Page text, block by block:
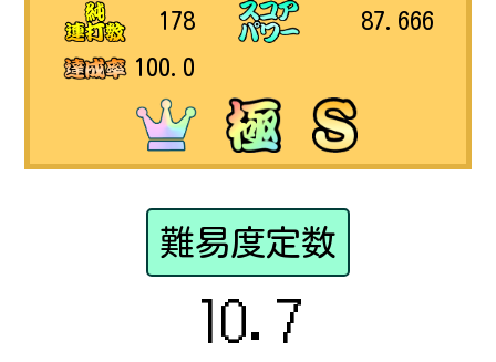
178
100.0
87.666
難易度定数
10.7